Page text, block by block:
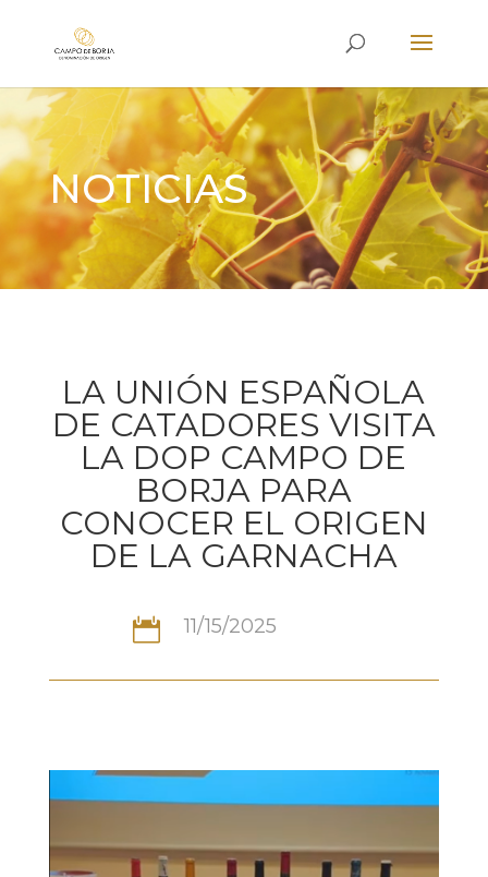
NOTICIAS
LA UNIÓN ESPAÑOLA
DE CATADORES VISITA
LA DOP CAMPO DE
BORJA PARA
CONOCER EL ORIGEN
DE LA GARNACHA
 11/15/2025